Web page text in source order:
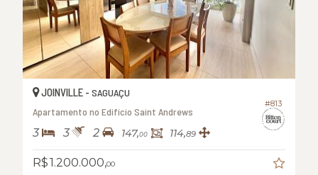
#813
JOINVILLE - SAGUAÇU
Apartamento no Edifício Saint Andrews
3 3 2 147,00 114,89
R$ 1.200.000,00